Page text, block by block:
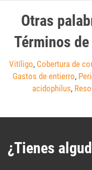
Otras
Términos
Vitíligo, Cobertura de
Gastos de entierro,
acidophilus,
¿Tienes